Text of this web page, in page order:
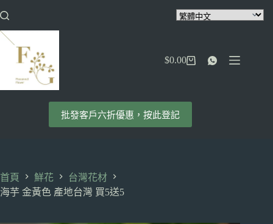
至
主
$0.00
批發客戶六折優惠，按此登記
首頁 鮮花
台灣花材
海芋 金黃色 產地台灣 買5送5